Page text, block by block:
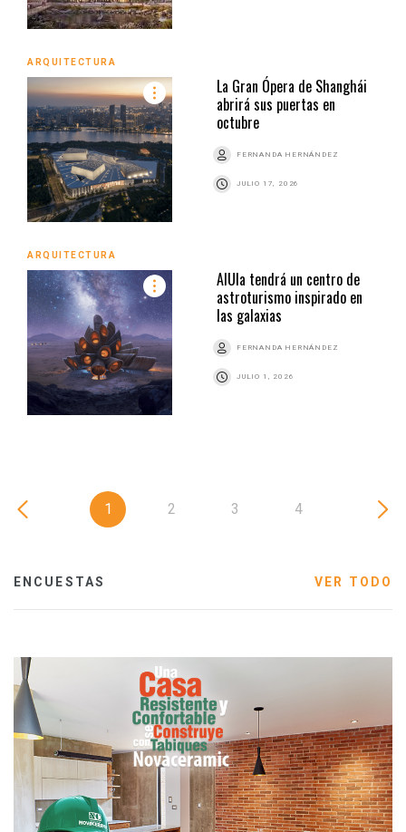
ARQUITECTURA
La Gran Ópera de Shanghái
abrirá sus puertas en
octubre
FERNANDA HERNÁNDEZ
JULIO 17, 2026
ARQUITECTURA
AlUla tendrá un centro de
astroturismo inspirado en
las galaxias
FERNANDA HERNÁNDEZ
JULIO 1, 2026
1 2 3 4
ENCUESTAS VER TODO